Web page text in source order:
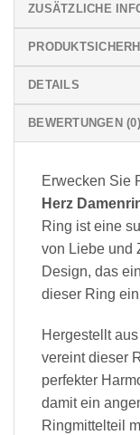
ZUSÄTZLICHE
DETAILS
BEWERTUNGEN (0)
Erwecken Sie
Herz
Ring ist eine
von Liebe und
Design, das
dieser Ring
Hergestellt
vereint dieser
perfekter
damit ein
Ringmittelteil